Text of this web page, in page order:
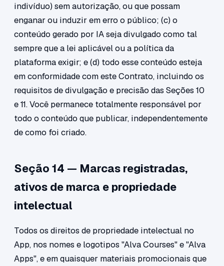
indivíduo) sem autorização, ou que possam
enganar ou induzir em erro o público; (c) o
conteúdo gerado por IA seja divulgado como tal
sempre que a lei aplicável ou a política da
plataforma exigir; e (d) todo esse conteúdo esteja
em conformidade com este Contrato, incluindo os
requisitos de divulgação e precisão das Seções 10
e 11. Você permanece totalmente responsável por
todo o conteúdo que publicar, independentemente
de como foi criado.
Seção 14 — Marcas registradas,
ativos de marca e propriedade
intelectual
Todos os direitos de propriedade intelectual no
App, nos nomes e logotipos "Alva Courses" e "Alva
Apps", e em quaisquer materiais promocionais que